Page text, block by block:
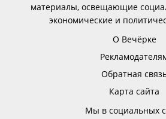
материалы, освещающие
экономические и
О Вечёрке
Обратная
Карта сайта
Мы в социальных